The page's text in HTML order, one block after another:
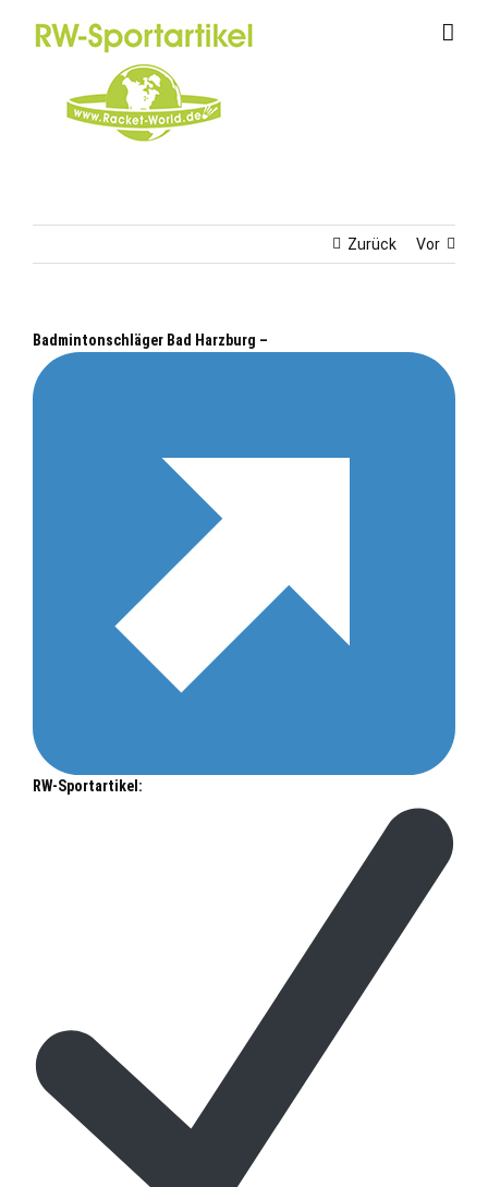
Zurück Vor
Badmintonschläger Bad Harzburg –
RW-Sportartikel: